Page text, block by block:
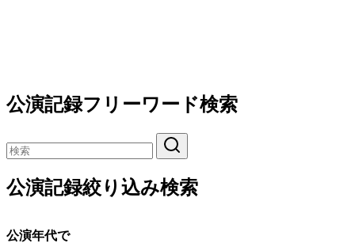
公演記録フリーワード検索
公演記録絞り込み検索
公演年代で